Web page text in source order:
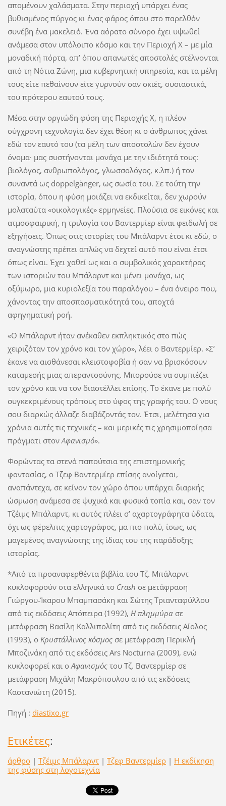
απομένουν χαλάσματα. Στην περιοχή υπάρχει ένας
βυθισμένος πύργος κι ένας φάρος όπου στο παρελθόν
συνέβη ένα μακελειό. Ένα αόρατο σύνορο έχει υψωθεί
ανάμεσα στον υπόλοιπο κόσμο και την Περιοχή Χ – με μία
μοναδική πόρτα, απ’ όπου απανωτές αποστολές στέλνονται
από τη Νότια Ζώνη, μια κυβερνητική υπηρεσία, και τα μέλη
τους είτε πεθαίνουν είτε γυρνούν σαν σκιές, ουσιαστικά,
του πρότερου εαυτού τους.
Μέσα στην οργιώδη φύση της Περιοχής Χ, η πλέον
σύγχρονη τεχνολογία δεν έχει θέση κι ο άνθρωπος χάνει
εδώ τον εαυτό του (τα μέλη των αποστολών δεν έχουν
όνομα· μας συστήνονται μονάχα με την ιδιότητά τους:
βιολόγος, ανθρωπολόγος, γλωσσολόγος, κ.λπ.) ή τον
συναντά ως doppelgänger, ως σωσία του. Σε τούτη την
ιστορία, όπου η φύση μοιάζει να εκδικείται, δεν χωρούν
μολαταύτα «οικολογικές» ερμηνείες. Πλούσια σε εικόνες και
ατμοσφαιρική, η τριλογία του Βαντερμίερ είναι φειδωλή σε
εξηγήσεις. Όπως στις ιστορίες του Μπάλαρντ έτσι κι εδώ, ο
αναγνώστης πρέπει απλώς να δεχτεί αυτό που είναι έτσι
όπως είναι. Έχει χαθεί ως και ο συμβολικός χαρακτήρας
των ιστοριών του Μπάλαρντ και μένει μονάχα, ως
οξύμωρο, μια κυριολεξία του παραλόγου – ένα όνειρο που,
χάνοντας την αποσπασματικότητά του, αποχτά
αφηγηματική ροή.
«Ο Μπάλαρντ ήταν ανέκαθεν εκπληκτικός στο πώς
χειριζόταν τον χρόνο και τον χώρο», λέει ο Βαντερμίερ. «Σ’
έκανε να αισθάνεσαι κλειστοφοβία ή σαν να βρισκόσουν
καταμεσής μιας απεραντοσύνης. Μπορούσε να συμπιέζει
τον χρόνο και να τον διαστέλλει επίσης. Το έκανε με πολύ
συγκεκριμένους τρόπους στο ύφος της γραφής του. Ο νους
σου διαρκώς άλλαζε διαβάζοντάς τον. Έτσι, μελέτησα για
χρόνια αυτές τις τεχνικές – και μερικές τις χρησιμοποίησα
πράγματι στονΑφανισμό».
Φορώντας τα στενά παπούτσια της επιστημονικής
φαντασίας, ο Τζεφ Βαντερμίερ επίσης ανοίγεται,
αναπάντεχα, σε κείνον τον χώρο όπου υπάρχει διαρκής
ώσμωση ανάμεσα σε ψυχικά και φυσικά τοπία και, σαν τον
Τζέιμς Μπάλαρντ, κι αυτός πλέει σ’ αχαρτογράφητα ύδατα,
όχι ως φέρελπις χαρτογράφος, μα πιο πολύ, ίσως, ως
μαγεμένος αναγνώστης της ίδιας του της παράδοξης
ιστορίας.
*Από τα προαναφερθέντα βιβλία του Τζ. Μπάλαρντ
κυκλοφορούν στα ελληνικά το Crash σε μετάφραση
Γιώργου-Ίκαρου Μπαμπασάκη και Σώτης Τριανταφύλλου
από τις εκδόσεις Απόπειρα (1992), Η πλημμύρασε
μετάφραση Βασίλη Καλλιπολίτη από τις εκδόσεις Αίολος
(1993), ο Κρυστάλλινος κόσμοςσε μετάφραση Περικλή
Μποζινάκη από τις εκδόσεις Ars Nocturna (2009), ενώ
κυκλοφορεί και ο Αφανισμός του Τζ. Βαντερμίερ σε
μετάφραση Μιχάλη Μακρόπουλου από τις εκδόσεις
Καστανιώτη (2015).
Πηγή : diastixo.gr
Ετικέτες:
άρθρο | Τζέιμς Μπάλαρντ | Τζεφ Βαντερμίερ | Η εκδίκηση
της φύσης στη λογοτεχνία